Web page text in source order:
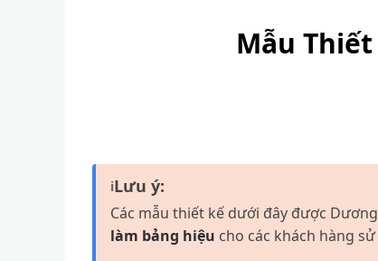
Mẫu Thiết
ℹLưu ý:
Các mẫu thiết kế dưới đây được
làm bảng hiệu cho các khách hàng